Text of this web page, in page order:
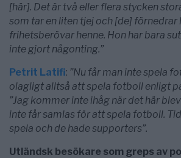
[här]. Det är två eller flera stycken
som tar en liten tjej och [de] förnedrar
frihetsberövar henne. Hon har bara
inte gjort någonting.”
Petrit Latifi: ”Nu får man inte spela
olagligt alltså att spela fotboll enligt
”Jag kommer inte ihåg när det här
inte får samlas för att spela fotboll.
spela och de hade supporters”.
Utländsk besökare som greps av